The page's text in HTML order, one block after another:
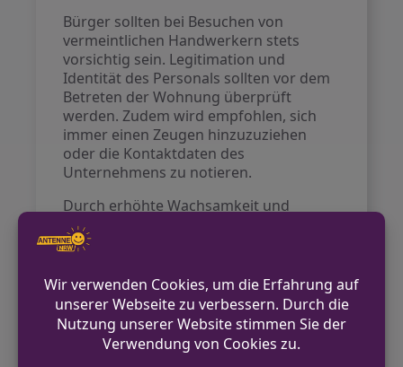
Bürger sollten bei Besuchen von
vermeintlichen Handwerkern stets
vorsichtig sein. Legitimation und
Identität des Personals sollten vor dem
Betreten der Wohnung überprüft
werden. Zudem wird empfohlen, sich
immer einen Zeugen hinzuzuziehen
oder die Kontaktdaten des
Unternehmens zu notieren.
Durch erhöhte Wachsamkeit und
Misstrauen können potenzielle Opfer
verhindern, dass sie Ziel solcher
Quelle:RP Online